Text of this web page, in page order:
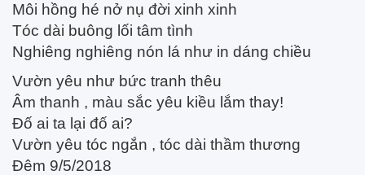
Môi hồng hé nở nụ đời xinh xinh
Tóc dài buông lối tâm tình
Nghiêng nghiêng nón lá như in dáng chiều
Vườn yêu như bức tranh thêu
Âm thanh , màu sắc yêu kiều lắm thay!
Đố ai ta lại đố ai?
Vườn yêu tóc ngắn , tóc dài thầm thương
Đêm 9/5/2018